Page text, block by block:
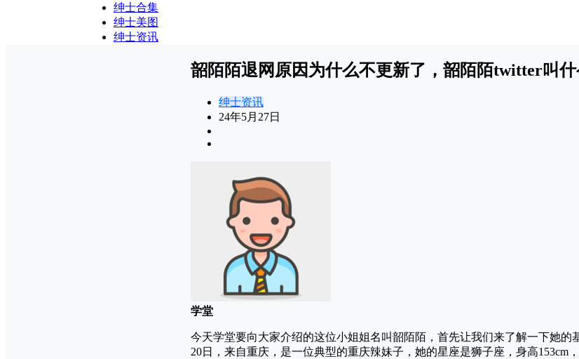
绅士合集
绅士美图
绅士资讯
韶陌陌退网原因为什么不更新了，韶陌陌twitter叫什
绅士资讯
24年5月27日
学堂
今天学堂要向大家介绍的这位小姐姐名叫韶陌陌，首先让我们来了解一下她的
20日，来自重庆，是一位典型的重庆辣妹子，她的星座是狮子座，身高153cm